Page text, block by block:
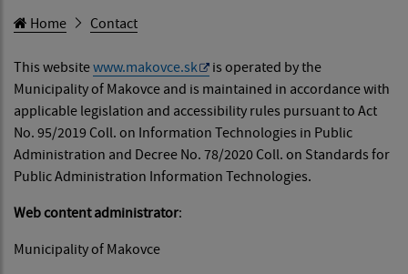
Home Contact
This websitewww.makovce.sk
is operated by the
Municipality of Makovce and is maintained in accordance with
applicable legislation and accessibility rules pursuant to Act
No. 95/2019 Coll. on Information Technologies in Public
Administration and Decree No. 78/2020 Coll. on Standards for
Public Administration Information Technologies.
Web content administrator:
Municipality of Makovce